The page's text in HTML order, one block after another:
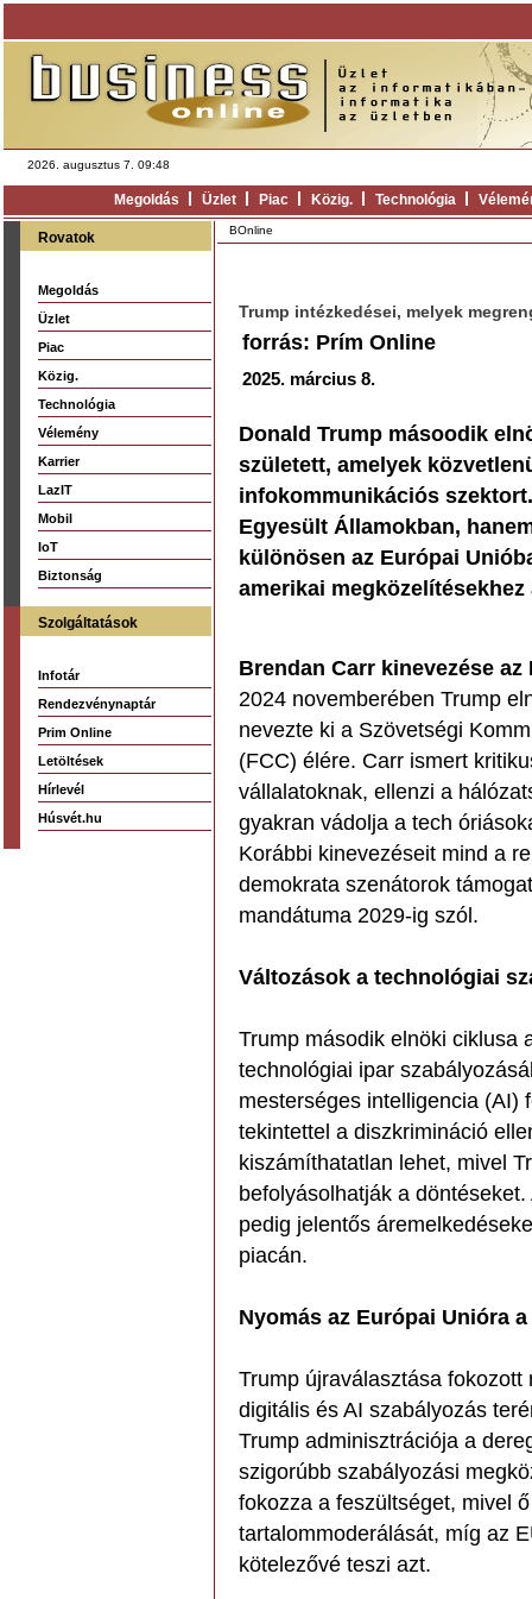
2026. augusztus 7. 09:48
Megoldás Üzlet Piac Közig. Technológia
Rovatok
Megoldás
Üzlet
Piac
Közig.
Technológia
Vélemény
Karrier
LazIT
Mobil
IoT
Biztonság
Szolgáltatások
Infotár
Rendezvénynaptár
Prim Online
Letöltések
Hírlevél
Húsvét.hu
BOnline
Trump intézkedései, melyek
forrás: Prím Online
2025. március 8.
Donald Trump másoodik
született, amelyek
infokommunikációs
Egyesült Államokban,
különösen az Európai
amerikai
Brendan Carr kinevezése az
2024 novemberében Trump
nevezte ki a Szövetségi
(FCC) élére. Carr ismert
vállalatoknak, ellenzi a
gyakran vádolja a tech
Korábbi kinevezéseit mind a
demokrata szenátorok
mandátuma 2029-ig szól.
Változások a technológiai
Trump második elnöki ciklusa
technológiai ipar
mesterséges intelligencia (AI)
tekintettel a diszkrimináció
kiszámíthatatlan lehet, mivel
befolyásolhatják a
pedig jelentős
piacán.
Nyomás az Európai Unióra
Trump újraválasztása
digitális és AI szabályozás
Trump adminisztrációja a
szigorúbb szabályozási
fokozza a feszültséget, mivel
tartalommoderálását, míg az
kötelezővé teszi azt.